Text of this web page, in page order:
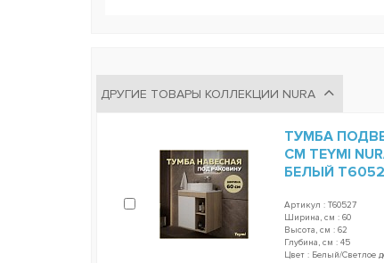
ДРУГИЕ ТОВАРЫ КОЛЛЕКЦИИ NURA
ТУМБА
СМ TEYMI
БЕЛЫЙ
Артикул : T60527
Ширина, см : 60
Высота, см : 62
Глубина, см : 45
Цвет : Белый/Светлое